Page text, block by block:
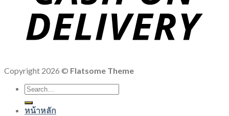
Copyright 2026 © Flatsome Theme
Search
for:
หน้าหลัก